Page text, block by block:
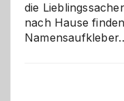
die
nach Hause